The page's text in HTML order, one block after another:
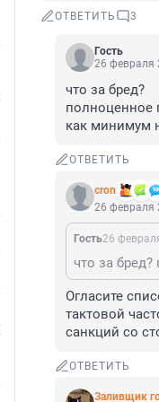
ОТВЕТИТЬ 3
Гость
26 февраля
что за бред?
полноценное
как минимум
ОТВЕТИТЬ
cron
26 февраля
Гость26
Огласите
тактовой
санкций со
ОТВЕТИТЬ
Заливщик